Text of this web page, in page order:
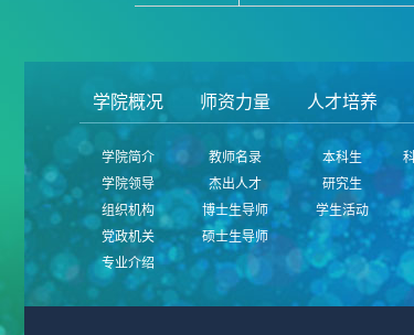
学院概况
学院简介
学院领导
组织机构
党政机关
专业介绍
师资力量
教师名录
杰出人才
博士生导师
硕士生导师
人才培养
本科生
研究生
学生活动